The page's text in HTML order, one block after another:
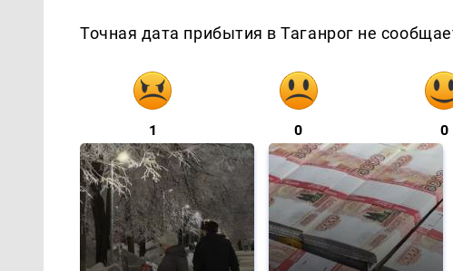
Точная дата прибытия в Таганрог не
1 0 0